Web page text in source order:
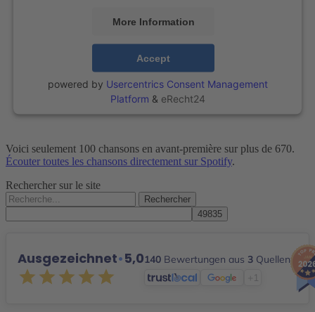
More Information
Accept
powered by Usercentrics Consent Management
Platform & eRecht24
Voici seulement 100 chansons en avant-première sur plus de 670.
Écouter toutes les chansons directement sur Spotify.
Rechercher sur le site
Rechercher :
Ausgezeichnet•5,0140 Bewertungen aus 3 Quellen
+1